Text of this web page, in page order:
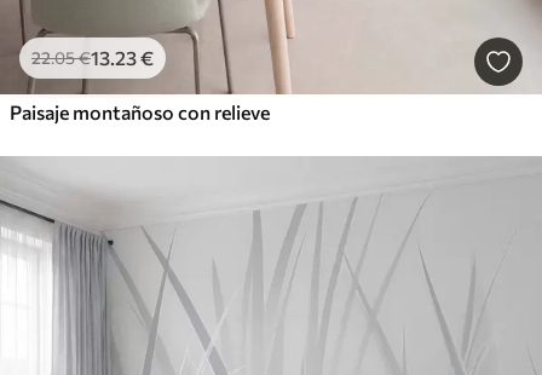
22.05€13 .23€
Paisaje montañoso con relieve